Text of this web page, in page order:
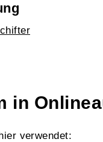
in
verwendet: